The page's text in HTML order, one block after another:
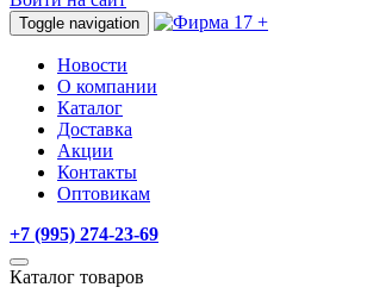
Toggle navigation
Новости
О компании
Каталог
Доставка
Акции
Контакты
Оптовикам
+7 (995) 274-23-69
Каталог товаров